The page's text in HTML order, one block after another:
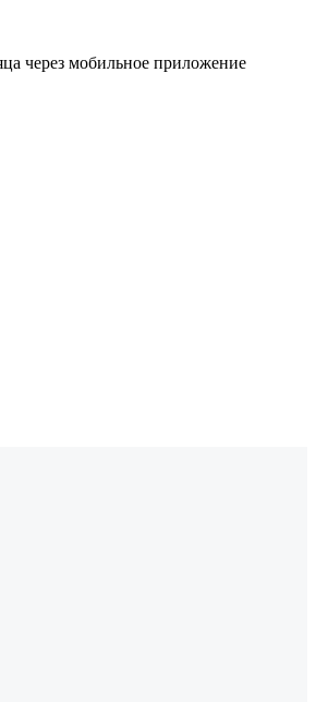
через мобильное приложение